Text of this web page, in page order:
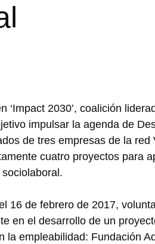
‘Impact 2030’, coalición
impulsar la agenda de
de tres empresas de la red
cuatro proyectos para
16 de febrero de 2017,
en el desarrollo de un
empleabilidad: Fundación